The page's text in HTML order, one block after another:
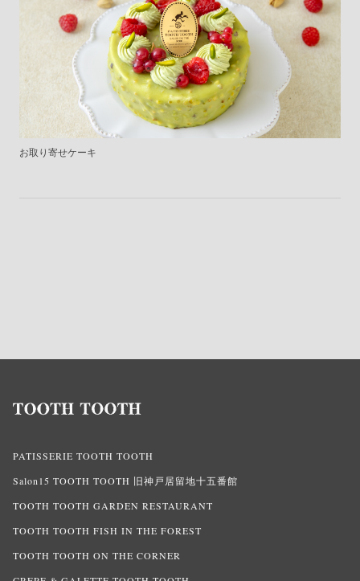
お取り寄せケーキ
PATISSERIE TOOTH TOOTH
Salon15 TOOTH TOOTH 旧神戸居留地十五番館
TOOTH TOOTH GARDEN RESTAURANT
TOOTH TOOTH FISH IN THE FOREST
TOOTH TOOTH ON THE CORNER